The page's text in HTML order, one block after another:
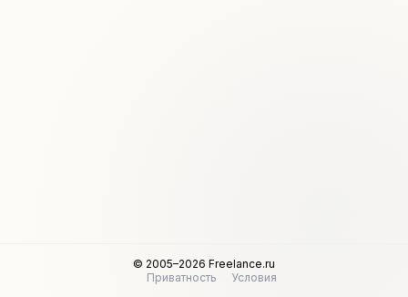
© 2005–2026 Freelance.ru
Приватность
Условия